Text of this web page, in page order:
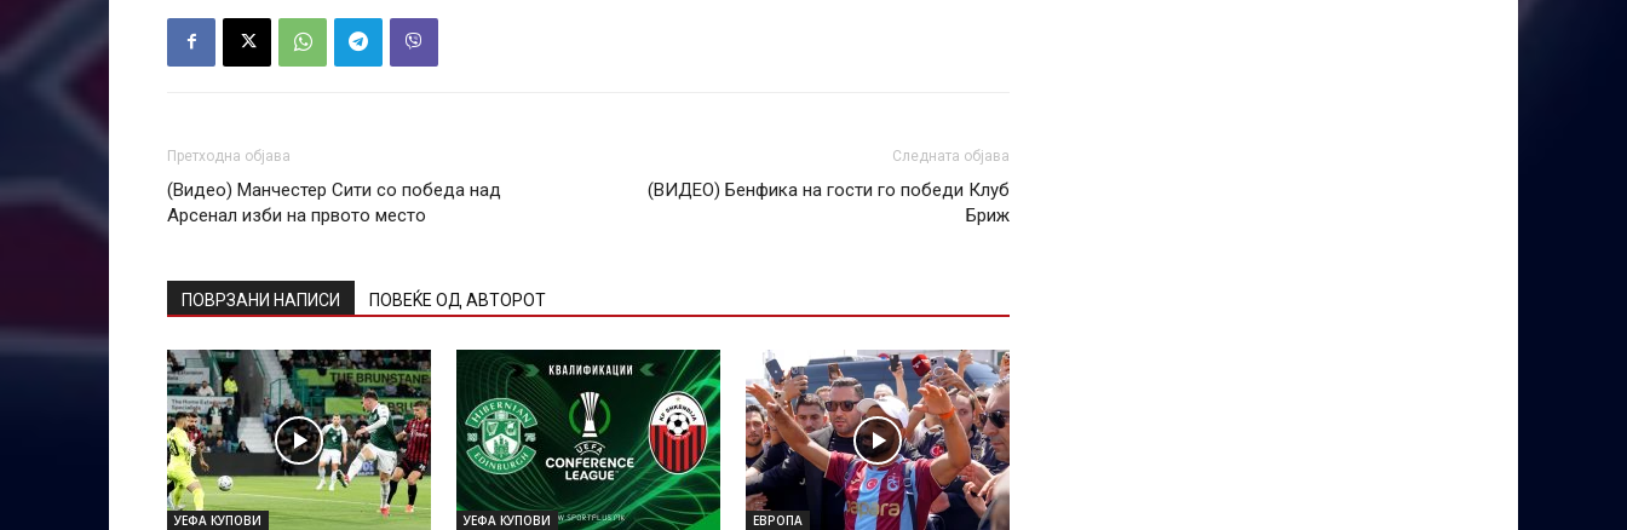
Претходна објава
(Видео) Манчестер Сити со победа над
Арсенал изби на првото место
Следната објава
(ВИДЕО) Бенфика на гости го победи Клуб
Бриж
ПОВРЗАНИ НАПИСИ ПОВЕЌЕ ОД АВТОРОТ
УЕФА КУПОВИ УЕФА КУПОВИ ЕВРОПА